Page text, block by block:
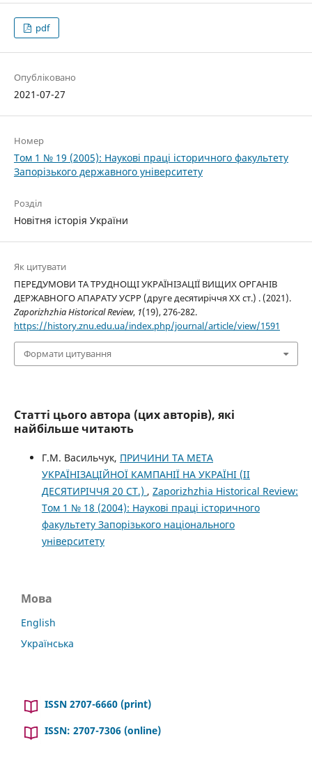
pdf
Опубліковано
2021-07-27
Номер
Том 1 № 19 (2005): Наукові праці історичного факультету
Запорізького державного університету
Розділ
Новітня історія України
Як цитувати
ПЕРЕДУМОВИ ТА ТРУДНОЩІ УКРАЇНІЗАЦІЇ ВИЩИХ ОРГАНІВ
ДЕРЖАВНОГО АПАРАТУ УСРР (друге десятиріччя ХХ ст.) . (2021).
Zaporizhzhia Historical Review, 1(19), 276-282.
https://history.znu.edu.ua/index.php/journal/article/view/1591
Формати цитування
Статті цього автора (цих авторів), які
найбільше читають
Г.М. Васильчук, ПРИЧИНИ ТА МЕТА
УКРАЇНІЗАЦІЙНОЇ КАМПАНІЇ НА УКРАЇНІ (ІІ
ДЕСЯТИРІЧЧЯ 20 СТ.) , Zaporizhzhia Historical Review:
Том 1 № 18 (2004): Наукові праці історичного
факультету Запорізького національного
університету
Мова
English
Українська
ISSN 2707-6660 (print)
ISSN: 2707-7306 (online)